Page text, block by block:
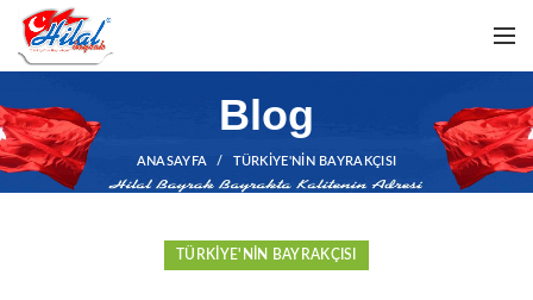
Blog
ANASAYFA TÜRKIYE'NIN BAYRAKÇISI
TÜRKIYE'NIN BAYRAKÇISI